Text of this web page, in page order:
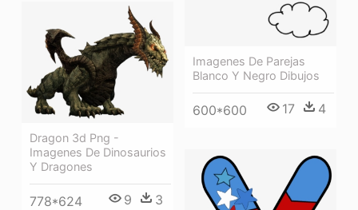
Imagenes De Parejas
Blanco Y Negro Dibujos
600*600 17 4
Dragon 3d Png -
Imagenes De Dinosaurios
Y Dragones
778*624 9 3